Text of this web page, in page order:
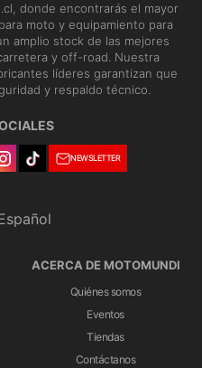
donde encontrarás el mayor
moto y equipamiento para
amplio stock de las mejores
y off-road. Nuestra
líderes garantizan que
y respaldo técnico.
NEWSLETTER
ACERCA DE MOTOMUNDI
Quiénes somos
Eventos
Tiendas
Contáctanos